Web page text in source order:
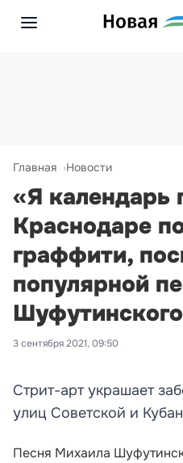
Главная Новости
«Я календарь
Краснодаре
граффити,
популярной
Шуфутинского
3 сентября 2021, 09:50
Стрит-арт украшает
улиц Советской и
Песня Михаила